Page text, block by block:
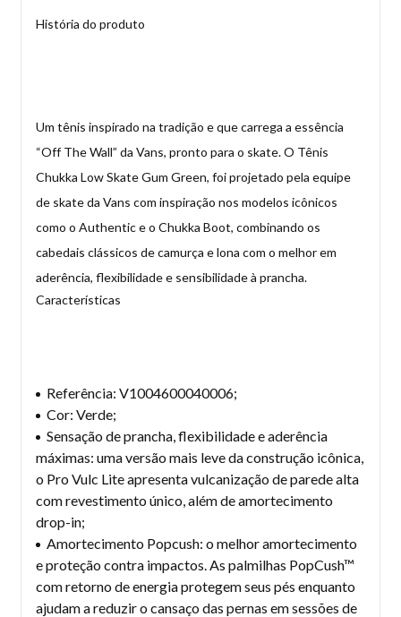
História do produto
Um tênis inspirado na tradição e que carrega a essência
“Off The Wall” da Vans, pronto para o skate. O Tênis
Chukka Low Skate Gum Green, foi projetado pela equipe
de skate da Vans com inspiração nos modelos icônicos
como o Authentic e o Chukka Boot, combinando os
cabedais clássicos de camurça e lona com o melhor em
aderência, flexibilidade e sensibilidade à prancha.
Características
Referência: V1004600040006;
Cor: Verde;
Sensação de prancha, flexibilidade e aderência
máximas: uma versão mais leve da construção icônica,
o Pro Vulc Lite apresenta vulcanização de parede alta
com revestimento único, além de amortecimento
drop-in;
Amortecimento Popcush: o melhor amortecimento
e proteção contra impactos. As palmilhas PopCush™
com retorno de energia protegem seus pés enquanto
ajudam a reduzir o cansaço das pernas em sessões de